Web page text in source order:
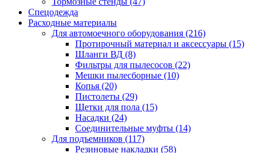
Спецодежда
Расходные материалы
Для автомоечного оборудования (216)
Протирочный материал и аксессуары (15)
Шланги ВД (8)
Фильтры для пылесосов (22)
Мешки пылесборные (10)
Копья (20)
Пистолеты (29)
Щетки для пола (15)
Насадки (24)
Соединительные муфты (14)
Для подъемников (117)
Резиновые накладки (58)